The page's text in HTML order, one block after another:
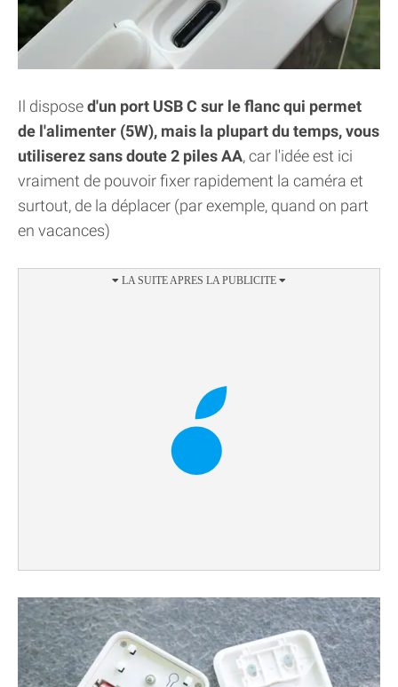
Il disposed'un port USB C sur le flanc qui permet
de l'alimenter (5W), mais la plupart du temps, vous
utiliserez sans doute 2 piles AA, car l'idée est ici
vraiment de pouvoir fixer rapidement la caméra et
surtout, de la déplacer (par exemple, quand on part
en vacances)